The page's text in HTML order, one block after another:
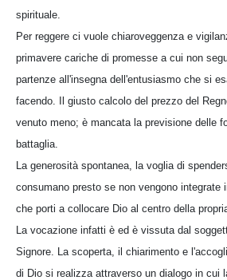
spirituale.
Per reggere ci vuole chiaroveggenza e
primavere cariche di promesse a cui non
partenze all'insegna dell'entusiasmo che si
facendo. Il giusto calcolo del prezzo del
venuto meno; è mancata la previsione delle
battaglia.
La generosità spontanea, la voglia di
consumano presto se non vengono integrate
che porti a collocare Dio al centro della
La vocazione infatti è ed è vissuta dal
Signore. La scoperta, il chiarimento e
di Dio si realizza attraverso un dialogo in cui